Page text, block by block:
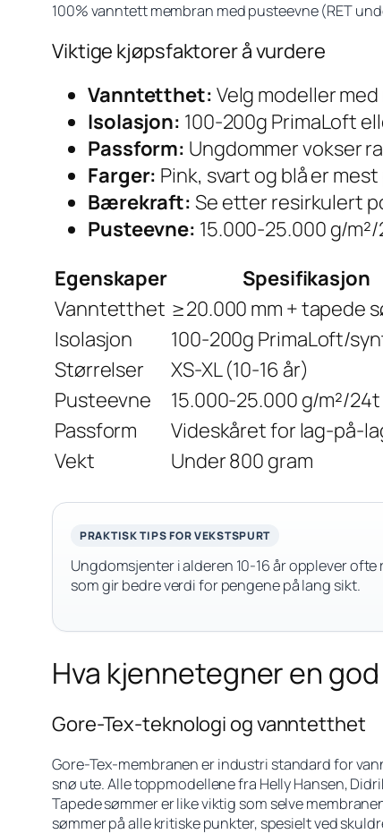
100% vanntett membran med pusteevne (RET
Viktige kjøpsfaktorer å vurdere
Vanntetthet: Velg modeller
Isolasjon: 100-200g PrimaLoft
Passform: Ungdommer vokser
Farger: Pink, svart og blå er
Bærekraft: Se etter resirkulert
Pusteevne: 15.000-25.000 g/
Egenskaper
Spesifikasjon
Vanntetthet ≥20.000 mm + tapede
Isolasjon
100-200g PrimaLoft/
Størrelser
XS-XL (10-16 år)
Pusteevne
15.000-25.000 g/m²/24t
Passform
Videskåret for lag-på-
Vekt
Under 800 gram
PRAKTISK TIPS FOR VEKSTSPURT
Ungdomsjenter i alderen 10-16 år opplever
som gir bedre verdi for pengene på lang sikt.
Hva kjennetegner en
Gore-Tex-teknologi og vanntetthet
Gore-Tex-membranen er industri standard for
snø ute. Alle toppmodellene fra Helly Hansen,
Tapede sømmer er like viktig som selve
sømmer på alle kritiske punkter, spesielt ved